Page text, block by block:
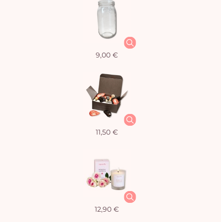
9,00 €
11,50 €
12,90 €